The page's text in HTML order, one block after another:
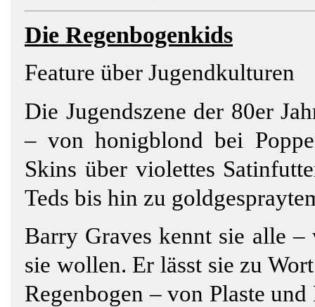
Die Regenbogenkids
Feature über Jugendkulturen
Die Jugendszene der 80er
– von honigblond bei
Skins über violettes
Teds bis hin zu
Barry Graves kennt sie alle
sie wollen. Er lässt sie zu
Regenbogen – von Plaste